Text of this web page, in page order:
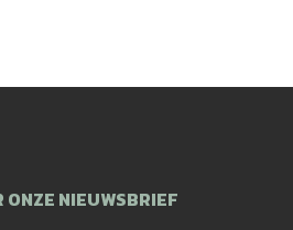
ONZE NIEUWSBRIEF